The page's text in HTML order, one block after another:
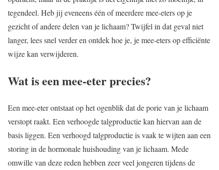
tegendeel. Heb jij eveneens één of meerdere mee-eters op je
gezicht of andere delen van je lichaam? Twijfel in dat geval niet
langer, lees snel verder en ontdek hoe je, je mee-eters op efficiënte
wijze kan verwijderen.
Wat is een mee-eter precies?
Een mee-eter ontstaat op het ogenblik dat de porie van je lichaam
verstopt raakt. Een verhoogde talgproductie kan hiervan aan de
basis liggen. Een verhoogd talgproductie is vaak te wijten aan een
storing in de hormonale huishouding van je lichaam. Mede
omwille van deze reden hebben zeer veel jongeren tijdens de